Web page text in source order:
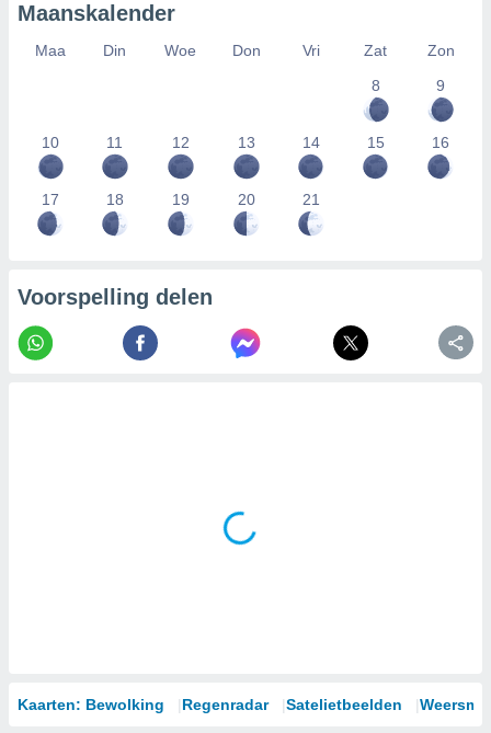
Maanskalender
Maa Din Woe Don Vri Zat
Zon
8
9
10 11 12 13 14 15 16
17 18 19 20 21
Voorspelling delen
Kaarten: Bewolking Regenradar Satelietbeelden